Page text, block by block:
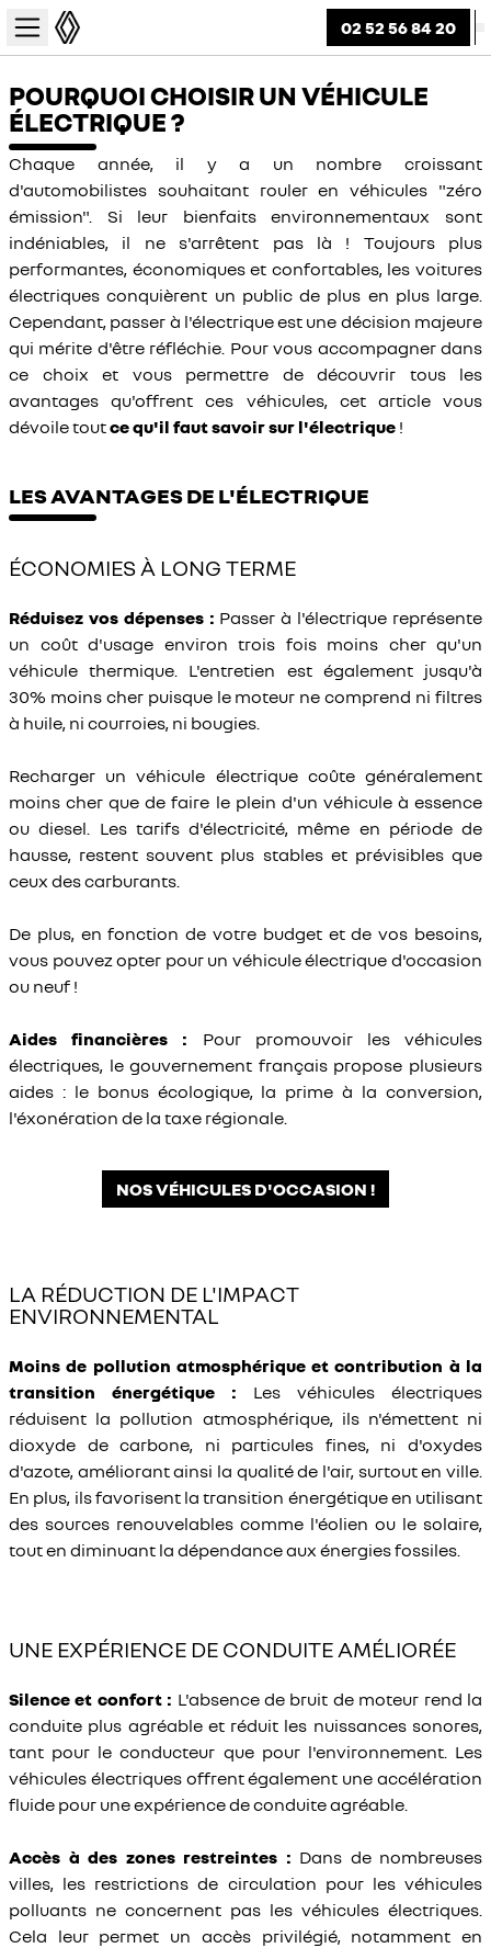
02 52 56 84 20
POURQUOI CHOISIR UN VÉHICULE
ÉLECTRIQUE ?
Chaque année, il y a un nombre croissant
d'automobilistes souhaitant rouler en véhicules "zéro
émission". Si leur bienfaits environnementaux sont
indéniables, il ne s'arrêtent pas là ! Toujours plus
performantes, économiques et confortables, les voitures
électriques conquièrent un public de plus en plus large.
Cependant, passer à l'électrique est une décision majeure
qui mérite d'être réfléchie. Pour vous accompagner dans
ce choix et vous permettre de découvrir tous les
avantages qu'offrent ces véhicules, cet article vous
dévoile toutce qu'il faut savoir sur l'électrique !
LES AVANTAGES DE L'ÉLECTRIQUE
ÉCONOMIES À LONG TERME
Réduisez vos dépenses : Passer à l'électrique représente
un coût d'usage environ trois fois moins cher qu'un
véhicule thermique. L'entretien est également jusqu'à
30% moins cher puisque le moteur ne comprend ni filtres
à huile, ni courroies, ni bougies.
Recharger un véhicule électrique coûte généralement
moins cher que de faire le plein d'un véhicule à essence
ou diesel. Les tarifs d'électricité, même en période de
hausse, restent souvent plus stables et prévisibles que
ceux des carburants.
De plus, en fonction de votre budget et de vos besoins,
vous pouvez opter pour un véhicule électrique d'occasion
ou neuf !
Aides financières : Pour promouvoir les véhicules
électriques, le gouvernement français propose plusieurs
aides : le bonus écologique, la prime à la conversion,
l'éxonération de la taxe régionale.
NOS VÉHICULES D'OCCASION !
LA RÉDUCTION DE L'IMPACT
ENVIRONNEMENTAL
Moins de pollution atmosphérique et contribution à la
transition énergétique : Les véhicules électriques
réduisent la pollution atmosphérique, ils n'émettent ni
dioxyde de carbone, ni particules fines, ni d'oxydes
d'azote, améliorant ainsi la qualité de l'air, surtout en ville.
En plus, ils favorisent la transition énergétique en utilisant
des sources renouvelables comme l'éolien ou le solaire,
tout en diminuant la dépendance aux énergies fossiles.
UNE EXPÉRIENCE DE CONDUITE AMÉLIORÉE
Silence et confort : L'absence de bruit de moteur rend la
conduite plus agréable et réduit les nuissances sonores,
tant pour le conducteur que pour l'environnement. Les
véhicules électriques offrent également une accélération
fluide pour une expérience de conduite agréable.
Accès à des zones restreintes : Dans de nombreuses
villes, les restrictions de circulation pour les véhicules
polluants ne concernent pas les véhicules électriques.
Cela leur permet un accès privilégié, notamment en